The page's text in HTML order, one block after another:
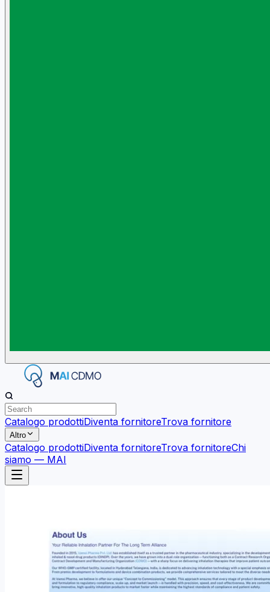
Catalogo prodottiDiventa fornitoreTrova fornitore
Altro
Catalogo prodottiDiventa fornitoreTrova fornitoreChi
siamo — MAI